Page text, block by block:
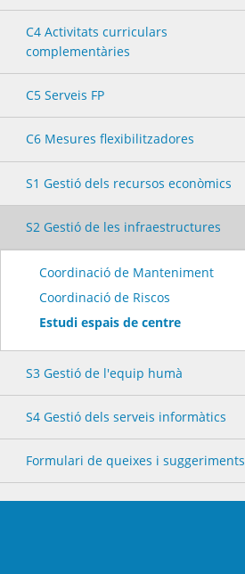
C4 Activitats curriculars
complementàries
C5 Serveis FP
C6 Mesures flexibilitzadores
S1 Gestió dels recursos econòmics
S2 Gestió de les infraestructures
Coordinació de Manteniment
Coordinació de Riscos
Estudi espais de centre
S3 Gestió de l'equip humà
S4 Gestió dels serveis informàtics
Formulari de queixes i suggeriments